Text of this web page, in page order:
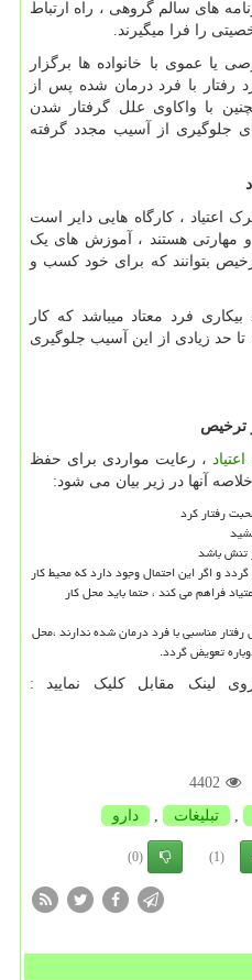
های سالم گروهی ، راه ارتباط
را فرا میگیرند.
عموی با خانواده ها برگزار
رفتار با فرد درمان شده پس از
با واکاوی علل گرفتار شدن
جلوگیری از آسیب مجدد گرفته
اعتیاد ، کارگاه هایی دایر است
مهارتی هستند ، آموزش های یک
بتوانند که برای خود کسب و
فرد معتاد میباشد که کار
حد زیادی از این آسیب جلوگیری
ترخیص
، رعایت مواردی برای حفظ
آنها در زیر بیان می شود:
رفتار کرد
تنش باشد
و اگر این احتمال وجود دارد که محیط کار
فراهم می کند ، حتما باید محل کار
مناسبی با فرد درمان شده ندارند ،محل
تعویض گردد.
لینک مقابل کلیک نمایید :
4402
, تبلیغات , دارو
(1)
(0)